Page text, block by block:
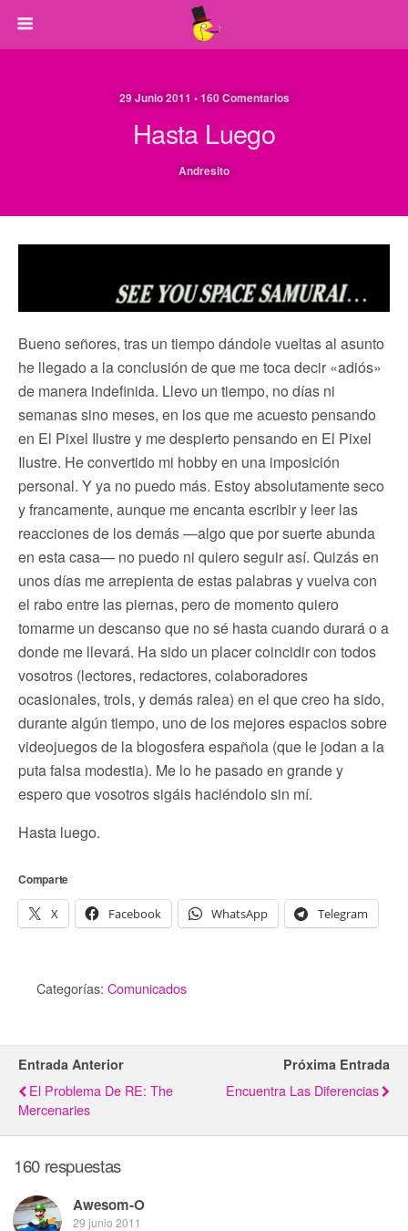
29 Junio 2011 • 160 Comentarios
Hasta Luego
Andresito
Bueno señores, tras un tiempo dándole vueltas al asunto
he llegado a la conclusión de que me toca decir «adiós»
de manera indefinida. Llevo un tiempo, no días ni
semanas sino meses, en los que me acuesto pensando
en El Pixel Ilustre y me despierto pensando en El Pixel
Ilustre. He convertido mi hobby en una imposición
personal. Y ya no puedo más. Estoy absolutamente seco
y francamente, aunque me encanta escribir y leer las
reacciones de los demás —algo que por suerte abunda
en esta casa— no puedo ni quiero seguir así. Quizás en
unos días me arrepienta de estas palabras y vuelva con
el rabo entre las piernas, pero de momento quiero
tomarme un descanso que no sé hasta cuando durará o a
donde me llevará. Ha sido un placer coincidir con todos
vosotros (lectores, redactores, colaboradores
ocasionales, trols, y demás ralea) en el que creo ha sido,
durante algún tiempo, uno de los mejores espacios sobre
videojuegos de la blogosfera española (que le jodan a la
puta falsa modestia). Me lo he pasado en grande y
espero que vosotros sigáis haciéndolo sin mí.
Hasta luego.
Comparte
X Facebook WhatsApp Telegram
Categorías: Comunicados
Entrada Anterior
El Problema De RE: The
Mercenaries
Próxima Entrada
Encuentra Las Diferencias
160 respuestas
Awesom-O
29 junio 2011